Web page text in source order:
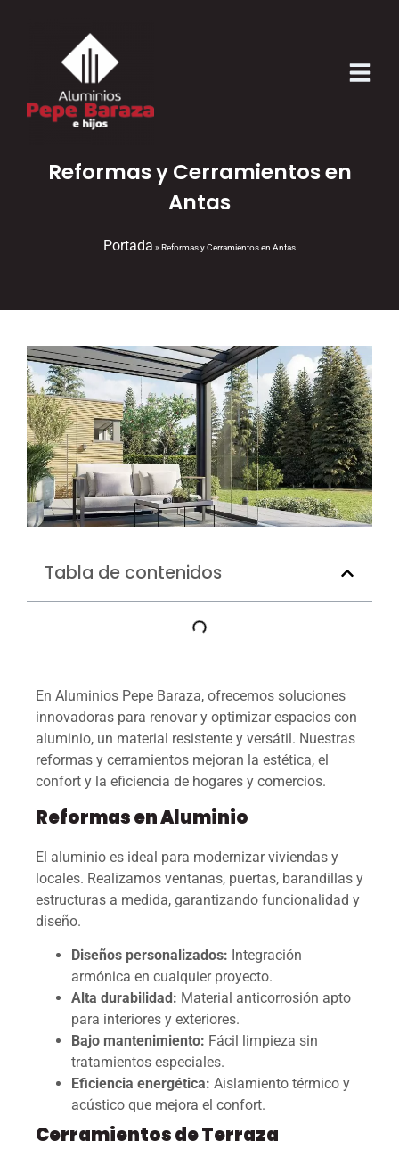
Reformas y Cerramientos en
Antas
Portada »Reformas y Cerramientos en Antas
Tabla de contenidos
En Aluminios Pepe Baraza, ofrecemos soluciones
innovadoras para renovar y optimizar espacios con
aluminio, un material resistente y versátil. Nuestras
reformas y cerramientos mejoran la estética, el
confort y la eficiencia de hogares y comercios.
Reformas en Aluminio
El aluminio es ideal para modernizar viviendas y
locales. Realizamos ventanas, puertas, barandillas y
estructuras a medida, garantizando funcionalidad y
diseño.
Diseños personalizados: Integración
armónica en cualquier proyecto.
Alta durabilidad: Material anticorrosión apto
para interiores y exteriores.
Bajo mantenimiento: Fácil limpieza sin
tratamientos especiales.
Eficiencia energética: Aislamiento térmico y
acústico que mejora el confort.
Cerramientos de Terraza